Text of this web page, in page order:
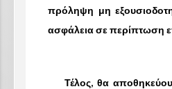
πρόληψη μη
ασφάλεια σε περίπτωση
Τέλος, θα